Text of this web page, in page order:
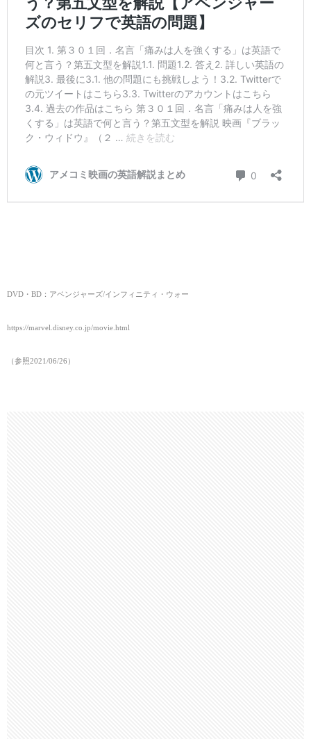
DVD・BD：アベンジャーズ/インフィニティ・ウォー
https://marvel.disney.co.jp/movie.html
（参照2021/06/26 ）